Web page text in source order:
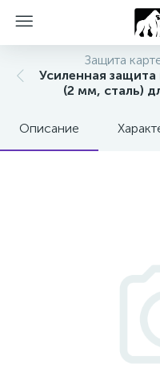
Защита
Усиленная
(2 мм, сталь)
Описание